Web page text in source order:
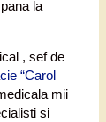
la
, sef de
“Carol
mii
si